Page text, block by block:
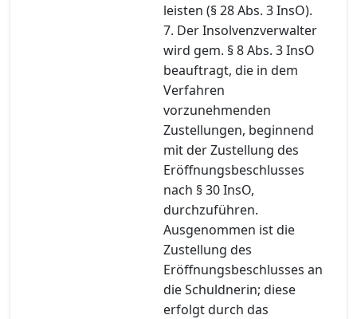
leisten (§ 28 Abs. 3 InsO).
7. Der Insolvenzverwalter
wird gem. § 8 Abs. 3 InsO
beauftragt, die in dem
Verfahren
vorzunehmenden
Zustellungen, beginnend
mit der Zustellung des
Eröffnungsbeschlusses
nach § 30 InsO,
durchzuführen.
Ausgenommen ist die
Zustellung des
Eröffnungsbeschlusses an
die Schuldnerin; diese
erfolgt durch das